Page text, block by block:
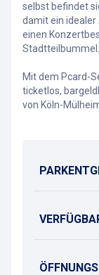
selbst befindet
damit ein
einen
Stadtteilbummel.
Mit dem Pcard-
ticketlos,
von Köln-